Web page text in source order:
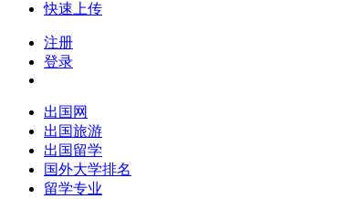
快速上传
注册
登录
出国网
出国旅游
出国留学
国外大学排名
留学专业